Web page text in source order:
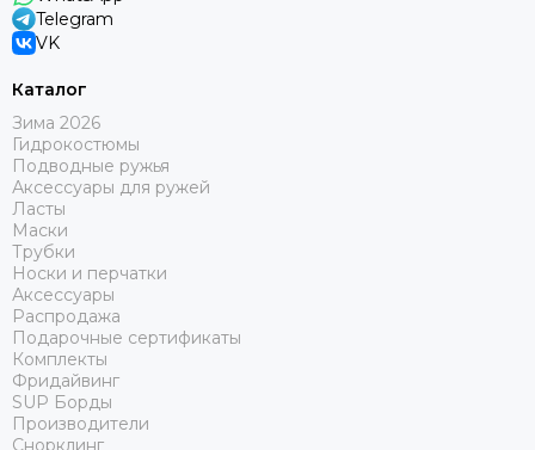
Telegram
VK
Каталог
Зима 2026
Гидрокостюмы
Подводные ружья
Аксессуары для ружей
Ласты
Маски
Трубки
Носки и перчатки
Аксессуары
Распродажа
Подарочные сертификаты
Комплекты
Фридайвинг
SUP Борды
Производители
Снорклинг